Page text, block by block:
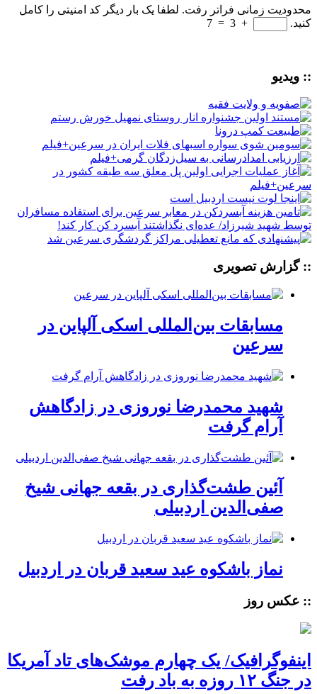
محدودیت زمانی فراتر رفت. لطفا یک بار دیگر کد امنیتی را کامل
کنید.
+
3
=
7
:: ویدیو
:: گزارش تصویری
مسابقات بین‌المللی اسکی آلپاین در
سرعین
شهید محمدرضا نوروزی در زادگاهش
آرام گرفت
آئین طشت‌گذاری در بقعه جهانی شیخ
صفی‌الدین اردبیلی
نماز باشکوه عید سعید قربان در اردبیل
:: عکس روز
اینفوگرافیک/ یک چهارم موشک‌های تاد آمریکا
در جنگ ۱۲ روزه به باد رفت